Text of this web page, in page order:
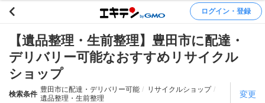
ログイン・登録
【遺品整理・生前整理】豊田市に配達・
デリバリー可能なおすすめリサイクル
ショップ
検索条件
豊田市に配達・デリバリー可能
リサイクルショップ
遺品整理・生前整理
変更